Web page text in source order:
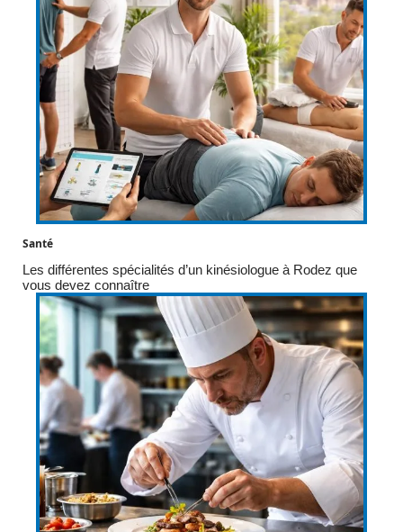
Santé
Les différentes spécialités d’un kinésiologue à Rodez que
vous devez connaître